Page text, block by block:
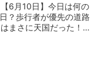
【6月10日】今日は何の
日？歩行者が優先の道路
はまさに天国だった！ -